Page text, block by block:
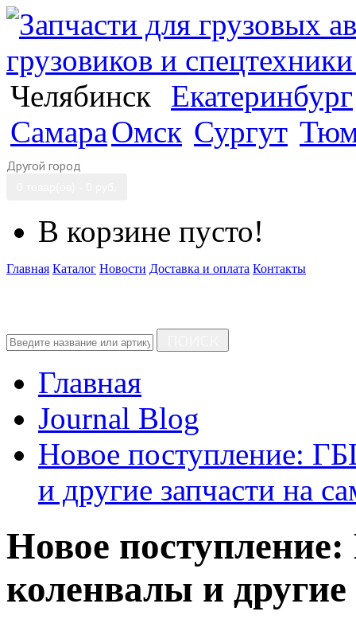
Челябинск
Екатеринбург
СамараОмск Сургут
Другой город
В корзине пусто!
Главная Каталог Новости Доставка и оплата Контакты
Главная
Journal Blog
Новое поступление:
и другие запчасти на
Новое
коленвалы и